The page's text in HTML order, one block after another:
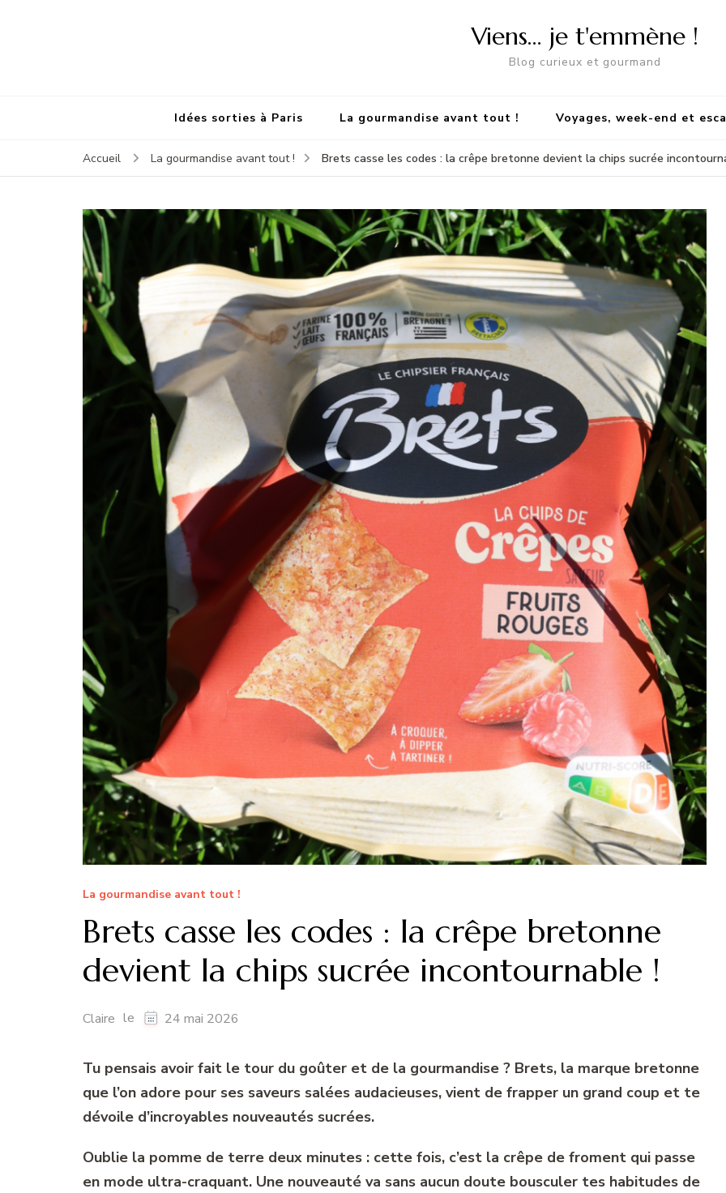
Viens… je t'emmène !
Blog curieux et gourmand
Idées sorties à Paris La gourmandise avant tout ! Voyages, week-end et
Accueil La gourmandise avant tout ! Brets casse les codes : la crêpe bretonne devient la chips sucrée
La gourmandise avant tout !
Brets casse les codes : la crêpe bretonne
devient la chips sucrée incontournable !
Claire le 24 mai 2026
Tu pensais avoir fait le tour du goûter et de la gourmandise ? Brets, la marque bretonne
que l’on adore pour ses saveurs salées audacieuses, vient de frapper un grand coup et te
dévoile d’incroyables nouveautés sucrées.
Oublie la pomme de terre deux minutes : cette fois, c’est la crêpe de froment qui passe
en mode ultra-craquant. Une nouveauté va sans aucun doute bousculer tes habitudes de